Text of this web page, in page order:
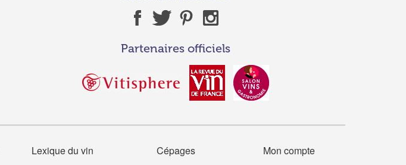
Partenaires officiels
Lexique du vin Cépages Mon compte